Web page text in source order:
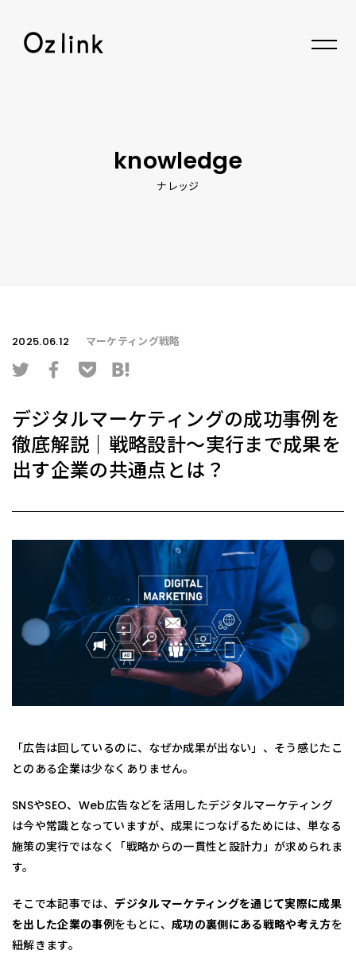
knowledge
ナレッジ
2025.06.12 マーケティング戦略
デジタルマーケティングの成功事例を
徹底解説｜戦略設計〜実行まで成果を
出す企業の共通点とは？
「広告は回しているのに、なぜか成果が出ない」、そう感じたこ
とのある企業は少なくありません。
SNSやSEO、Web広告などを活用したデジタルマーケティング
は今や常識となっていますが、成果につなげるためには、単なる
施策の実行ではなく「戦略からの一貫性と設計力」が求められま
す。
そこで本記事では、デジタルマーケティングを通じて実際に成果
を出した企業の事例をもとに、 成功の裏側にある戦略や考え方を
紐解きます。